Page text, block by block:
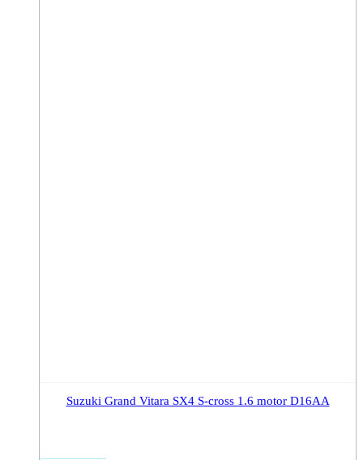
Suzuki Grand Vitara SX4 S-cross 1.6 motor D16AA